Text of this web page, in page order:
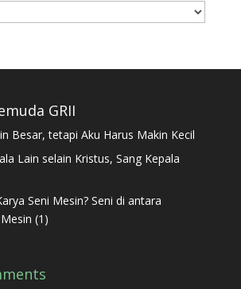
GRII
Besar, tetapi Aku Harus Makin Kecil
Lain selain Kristus, Sang Kepala
Seni Mesin? Seni di antara
(1)